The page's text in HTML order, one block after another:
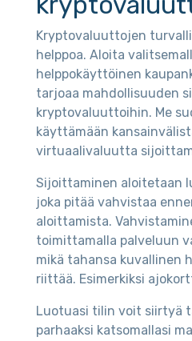
Kryptovaluuttojen
helppoa. Aloita
helppokäyttöinen
tarjoaa mahdollisuuden
kryptovaluuttoihin. Me
käyttämään
virtuaalivaluutta
Sijoittaminen aloitetaan
joka pitää vahvistaa
aloittamista.
toimittamalla palveluun
mikä tahansa kuvallinen
riittää. Esimerkiksi
Luotuasi tilin voit siirtyä
parhaaksi katsomallasi